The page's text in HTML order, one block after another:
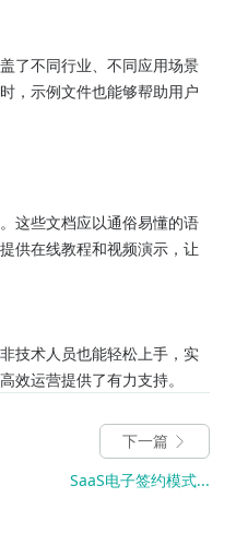
了不同行业、不同应用场景
，示例文件也能够帮助用户
这些文档应以通俗易懂的语
供在线教程和视频演示，让
技术人员也能轻松上手，实
效运营提供了有力支持。
下一篇
SaaS电子签约模式...